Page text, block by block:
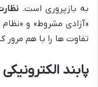
به بازپروری است.
«آزادی مشروط» و
تفاوت ها را با هم مرور
پابند